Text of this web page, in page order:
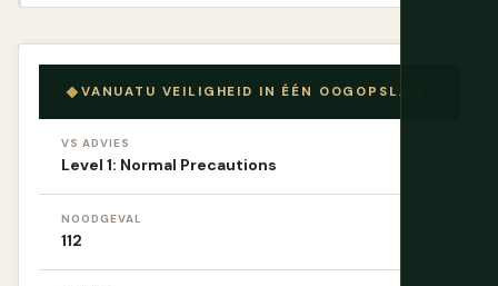
VANUATU VEILIGHEID IN ÉÉN OOGOPSLAG
VS ADVIES
Level 1: Normal Precautions
NOODGEVAL
112